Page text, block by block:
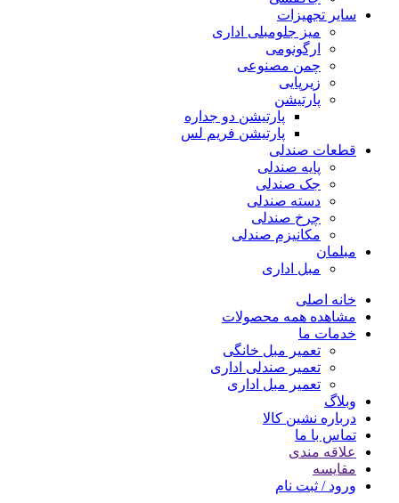
سایر تجهیزات
میز جلومبلی اداری
ارگونومی
چمن مصنوعی
زیرپایی
پارتیشن
پارتیشن دو جداره
پارتیشن فریم لس
قطعات صندلی
پایه صندلی
جک صندلی
دسته صندلی
چرخ صندلی
مکانیزم صندلی
مبلمان
مبل اداری
خانه اصلی
مشاهده همه محصولات
خدمات ما
تعمیر مبل خانگی
تعمیر صندلی اداری
تعمیر مبل اداری
وبلاگ
درباره نشین کالا
تماس با ما
علاقه مندی
مقایسه
ورود / ثبت نام